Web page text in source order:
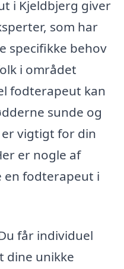
i Kjeldbjerg giver
som har
specifikke behov
i området
fodterapeut kan
sunde og
vigtigt for din
er nogle af
fodterapeut i
får individuel
dine unikke